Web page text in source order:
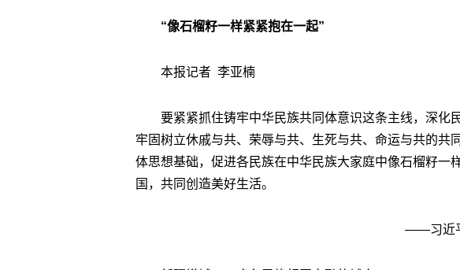
“像石榴籽一样紧紧抱在一起”
本报记者 李亚楠
要紧紧抓住铸牢中华民族共同体意识这条主线，深化
牢固树立休戚与共、荣辱与共、生死与共、命运与共的共
体思想基础，促进各民族在中华民族大家庭中像石榴籽一
国，共同创造美好生活。
——习近